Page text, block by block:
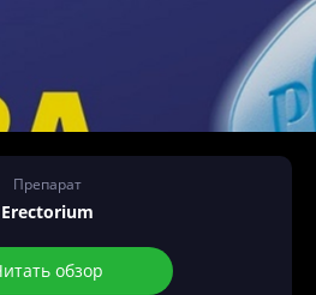
Препарат
Erectorium
обзор